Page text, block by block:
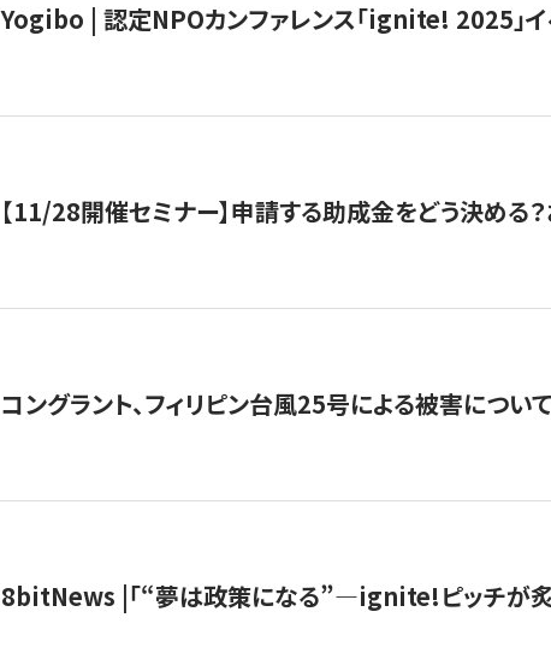
Yogibo | 認定NPOカンファレンス「ignite! 2025」イ
【11/28開催セミナー】申請する助成金をどう決める
コングラント、フィリピン台風25号による被害につい
8bitNews |「“夢は政策になる”—ignite!ピッチが炙